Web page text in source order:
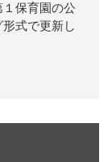
保育園の公
式で更新し